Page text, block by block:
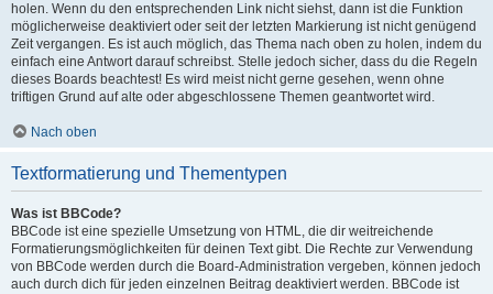
holen. Wenn du den entsprechenden Link nicht siehst, dann ist die Funktion
möglicherweise deaktiviert oder seit der letzten Markierung ist nicht genügend
Zeit vergangen. Es ist auch möglich, das Thema nach oben zu holen, indem du
einfach eine Antwort darauf schreibst. Stelle jedoch sicher, dass du die Regeln
dieses Boards beachtest! Es wird meist nicht gerne gesehen, wenn ohne
triftigen Grund auf alte oder abgeschlossene Themen geantwortet wird.
Nach oben
Textformatierung und Thementypen
Was ist BBCode?
BBCode ist eine spezielle Umsetzung von HTML, die dir weitreichende
Formatierungsmöglichkeiten für deinen Text gibt. Die Rechte zur Verwendung
von BBCode werden durch die Board-Administration vergeben, können jedoch
auch durch dich für jeden einzelnen Beitrag deaktiviert werden. BBCode ist